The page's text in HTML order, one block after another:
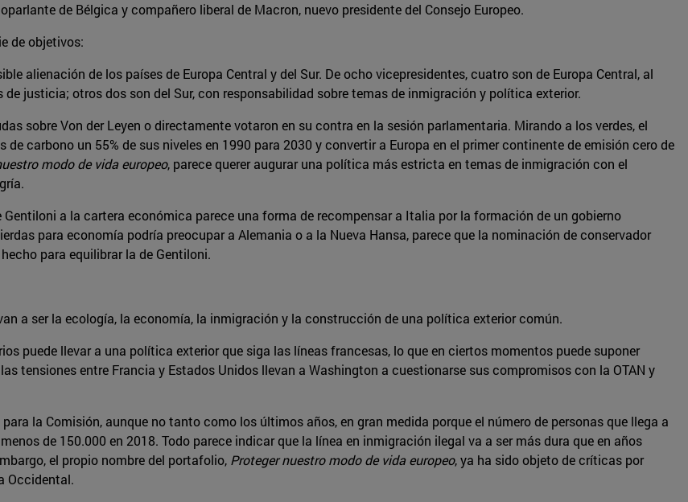
de Bélgica y compañero liberal de Macron, nuevo presidente del Consejo Europeo.
de objetivos:
alienación de los países de Europa Central y del Sur. De ocho vicepresidentes, cuatro son de Europa Central, al
justicia; otros dos son del Sur, con responsabilidad sobre temas de inmigración y política exterior.
sobre Von der Leyen o directamente votaron en su contra en la sesión parlamentaria. Mirando a los verdes, el
carbono un 55% de sus niveles en 1990 para 2030 y convertir a Europa en el primer continente de emisión cero de
modo de vida europeo, parece querer augurar una política más estricta en temas de inmigración con el
a la cartera económica parece una forma de recompensar a Italia por la formación de un gobierno
para economía podría preocupar a Alemania o a la Nueva Hansa, parece que la nominación de conservador
para equilibrar la de Gentiloni.
a ser la ecología, la economía, la inmigración y la construcción de una política exterior común.
puede llevar a una política exterior que siga las líneas francesas, lo que en ciertos momentos puede suponer
tensiones entre Francia y Estados Unidos llevan a Washington a cuestionarse sus compromisos con la OTAN y
la Comisión, aunque no tanto como los últimos años, en gran medida porque el número de personas que llega a
de 150.000 en 2018. Todo parece indicar que la línea en inmigración ilegal va a ser más dura que en años
el propio nombre del portafolio, Proteger nuestro modo de vida europeo, ya ha sido objeto de críticas por
Occidental.